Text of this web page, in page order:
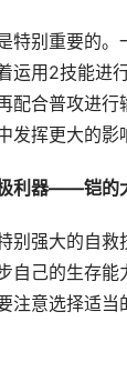
特别重要的。
运用2技能进
配合普攻进
发挥更大的影
利器——铠的
别强大的自
自己的生存能
注意选择适